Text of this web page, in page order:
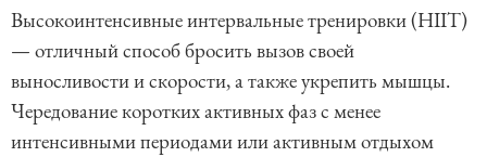
Высокоинтенсивные интервальные тренировки (HIIT)
— отличный способ бросить вызов своей
выносливости и скорости, а также укрепить мышцы.
Чередование коротких активных фаз с менее
интенсивными периодами или активным отдыхом